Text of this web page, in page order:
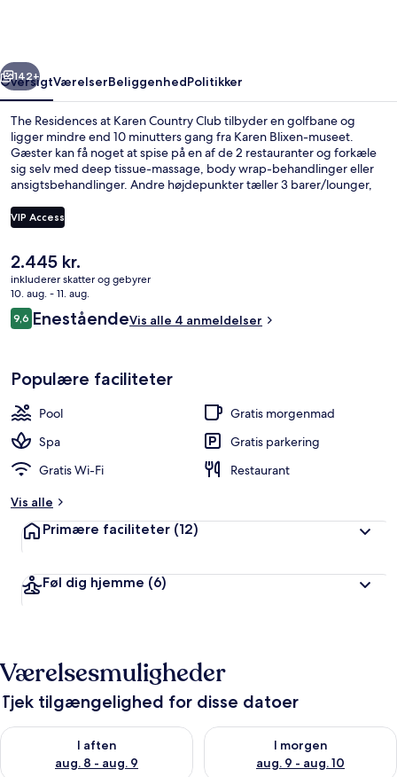
Næste
142+
OversigtVærelserBeliggenhedPolitikker
The Residences at Karen Country Club tilbyder en golfbane og
ligger mindre end 10 minutters gang fra Karen Blixen-museet.
Gæster kan få noget at spise på en af de 2 restauranter og forkæle
sig selv med deep tissue-massage, body wrap-behandlinger eller
ansigtsbehandlinger. Andre højdepunkter tæller 3 barer/lounger,
VIP Access
Den
nuværende
pris
er
2.445 kr.
2.445 kr.
inkluderer skatter og gebyrer
10. aug. - 11. aug.
Anmeldelser
9,69,6 ud af 10.
EneståendeVis alle 4 anmeldelser
Populære faciliteter
Pool
Gratis morgenmad
Spa
Gratis parkering
Gratis Wi-Fi
Restaurant
Vis alle
Primære faciliteter (12)
Føl dig hjemme (6)
Værelsesmuligheder
Tjek tilgængelighed for disse datoer
I aften
aug. 8 - aug. 9
Tjek tilgængelighed for i aften aug. 8 - aug. 9
I morgen
aug. 9 - aug. 10
Tjek tilgængelighed for i